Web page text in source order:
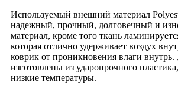
Используемый внешний материал
надежный, прочный, долговечный и
материал, кроме того ткань
которая отлично удерживает воздух
коврик от проникновения влаги внутрь.
изготовлены из ударопрочного
низкие температуры.